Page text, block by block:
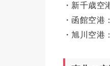
・新千歳空
・函館空港
・旭川空港